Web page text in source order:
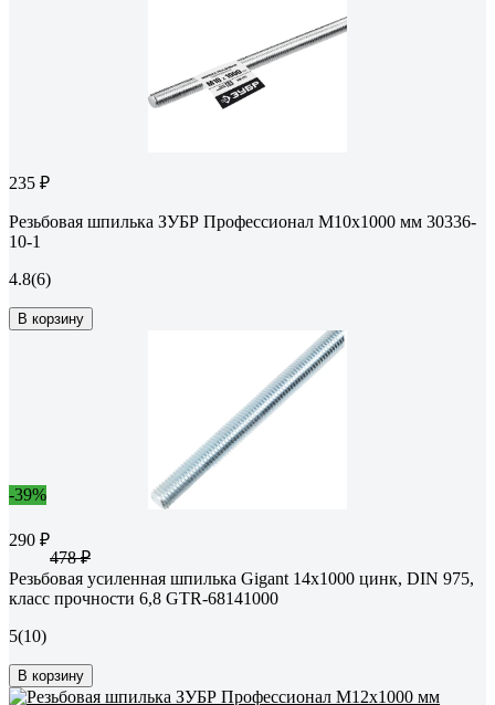
235 ₽
Резьбовая шпилька ЗУБР Профессионал М10x1000 мм 30336-
10-1
4.8(6)
В корзину
-39%
290 ₽
478 ₽
Резьбовая усиленная шпилька Gigant 14x1000 цинк, DIN 975,
класс прочности 6,8 GTR-68141000
5(10)
В корзину